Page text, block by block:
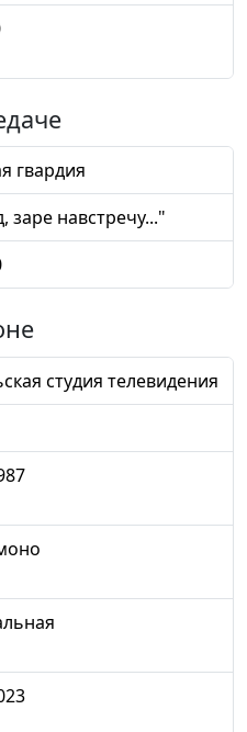
гвардия
заре навстречу..."
студия телевидения